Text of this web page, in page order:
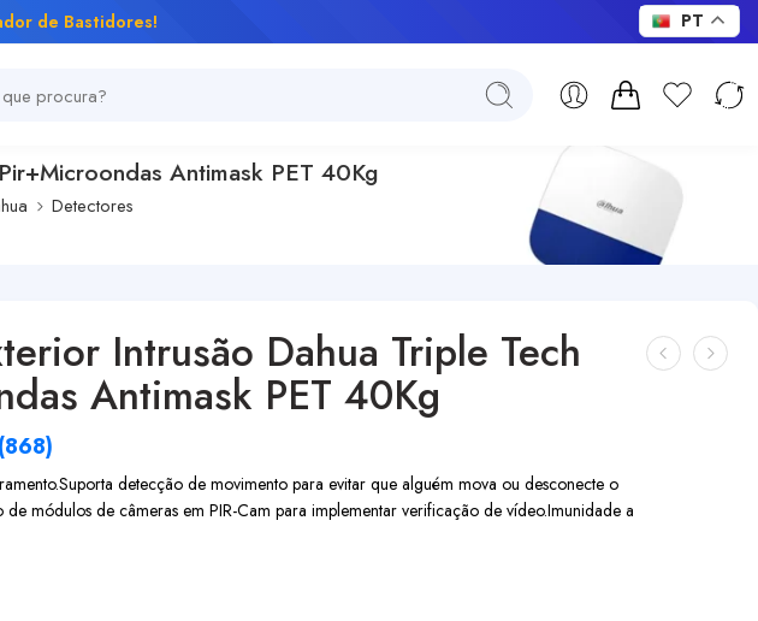
de Bastidores!
Antimask PET 40Kg
Detectores
Intrusão Dahua Triple Tech
Antimask PET 40Kg
Suporta detecção de movimento para evitar que alguém mova ou desconecte o
de módulos de câmeras em PIR-Cam para implementar verificação de vídeo.Imunidade a
PT